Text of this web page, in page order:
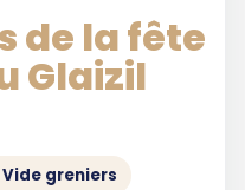
de la fête
Glaizil
greniers